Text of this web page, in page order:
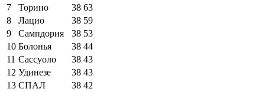
7
Торино 38 63
8
Лацио 38 59
9
Сампдория 38 53
10 Болонья 38 44
11 Сассуоло 38 43
12 Удинезе 38 43
13 СПАЛ 38 42